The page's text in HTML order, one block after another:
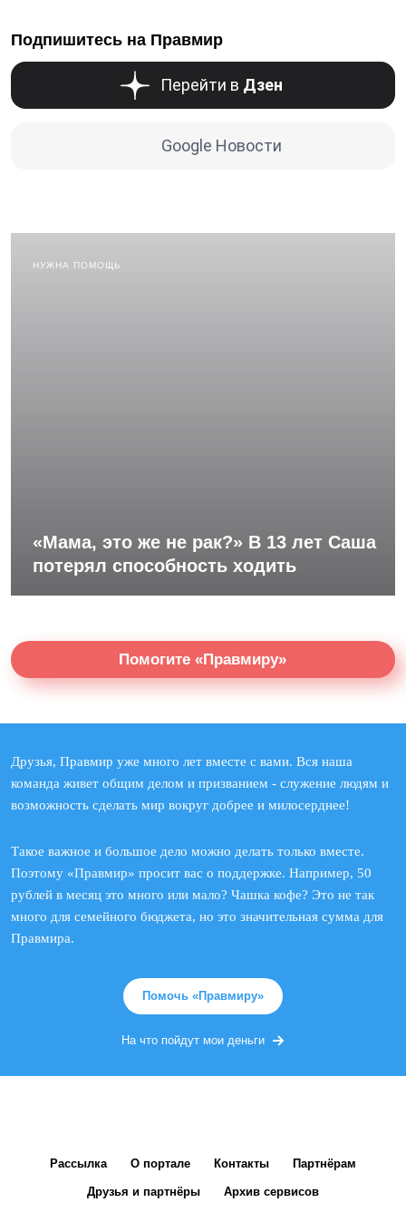
Подпишитесь на Правмир
Перейти в Дзен
Google Новости
НУЖНА ПОМОЩЬ
«Мама, это же не рак?» В 13 лет Саша
потерял способность ходить
Помогите «Правмиру»
Друзья, Правмир уже много лет вместе с вами. Вся наша
команда живет общим делом и призванием - служение людям и
возможность сделать мир вокруг добрее и милосерднее!
Такое важное и большое дело можно делать только вместе.
Поэтому «Правмир» просит вас о поддержке. Например, 50
рублей в месяц это много или мало? Чашка кофе? Это не так
много для семейного бюджета, но это значительная сумма для
Правмира.
Помочь «Правмиру»
На что пойдут мои деньги
Рассылка О портале Контакты Партнёрам
Друзья и партнёры Архив сервисов